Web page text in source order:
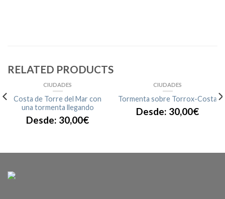
RELATED PRODUCTS
CIUDADES
Costa de Torre del Mar con
una tormenta llegando
Desde: 30,00€
CIUDADES
Tormenta sobre Torrox-Costa
Desde: 30,00€